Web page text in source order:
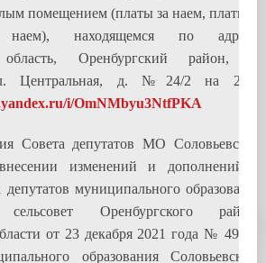
помещением (платы за наем, платы за
наем), находящемся по адресу:
область, Оренбургский район, п.
Центральная, д. №24/2 на 2022
i/OmNMbyu3NtfPKA
Совета депутатов МО Соловьевский
изменений и дополнений в
муниципального образования
сельсовет Оренбургского района
от 23 декабря 2021 года № 49 «О
образования Соловьевский